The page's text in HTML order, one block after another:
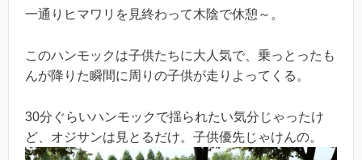
一通りヒマワリを見終わって木陰で休憩～。
このハンモックは子供たちに大人気で、乗っとったも
んが降りた瞬間に周りの子供が走りよってくる。
30分ぐらいハンモックで揺られたい気分じゃったけ
ど、オジサンは見とるだけ。子供優先じゃけんの。